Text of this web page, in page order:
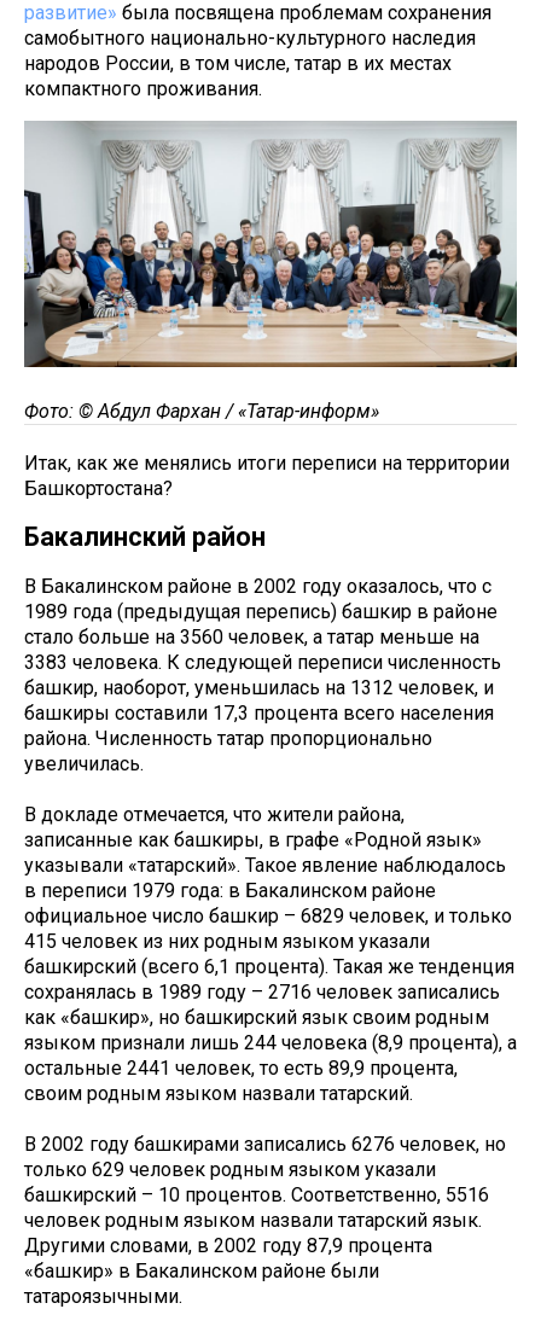
развитие» была посвящена проблемам сохранения
самобытного национально-культурного наследия
народов России, в том числе, татар в их местах
компактного проживания.
Фото: © Абдул Фархан / «Татар-информ»
Итак, как же менялись итоги переписи на территории
Башкортостана?
Бакалинский район
В Бакалинском районе в 2002 году оказалось, что с
1989 года (предыдущая перепись) башкир в районе
стало больше на 3560 человек, а татар меньше на
3383 человека. К следующей переписи численность
башкир, наоборот, уменьшилась на 1312 человек, и
башкиры составили 17,3 процента всего населения
района. Численность татар пропорционально
увеличилась.
В докладе отмечается, что жители района,
записанные как башкиры, в графе «Родной язык»
указывали «татарский». Такое явление наблюдалось
в переписи 1979 года: в Бакалинском районе
официальное число башкир – 6829 человек, и только
415 человек из них родным языком указали
башкирский (всего 6,1 процента). Такая же тенденция
сохранялась в 1989 году – 2716 человек записались
как «башкир», но башкирский язык своим родным
языком признали лишь 244 человека (8,9 процента), а
остальные 2441 человек, то есть 89,9 процента,
своим родным языком назвали татарский.
В 2002 году башкирами записались 6276 человек, но
только 629 человек родным языком указали
башкирский – 10 процентов. Соответственно, 5516
человек родным языком назвали татарский язык.
Другими словами, в 2002 году 87,9 процента
«башкир» в Бакалинском районе были
татароязычными.